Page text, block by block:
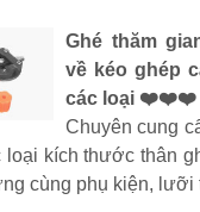
Ghé thăm
về kéo ghép
các loại ❤️❤️❤️
Chuyên cung
loại kích thước thân
cùng phụ kiện, lưỡi